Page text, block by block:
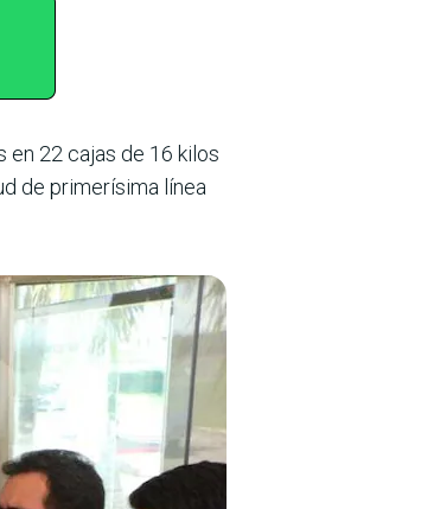
en 22 cajas de 16 kilos
de primerísima línea